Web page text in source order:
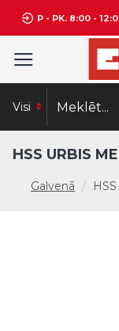
P - PK. 8:00 -
Visi
Galvenā
HSS URBIS